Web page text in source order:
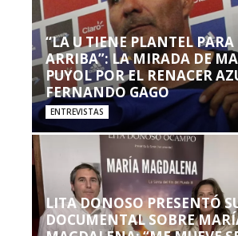
“LA U TIENE PLANTEL PARA
ARRIBA”: LA MIRADA DE
PUYOL POR EL RENACER
FERNANDO GAGO
ENTREVISTAS
LITA DONOSO PRESENTÓ
DOCUMENTAL SOBRE